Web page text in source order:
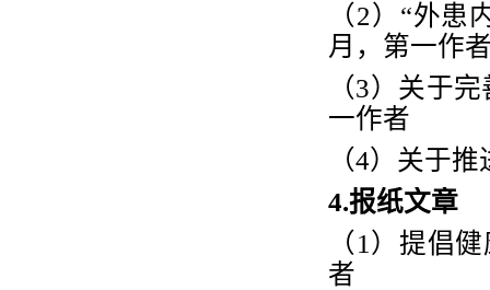
（2） “外患
月，第一作
（3）关于
一作者
（4）关于推
4.报纸文章
（ 1 ）提倡
者